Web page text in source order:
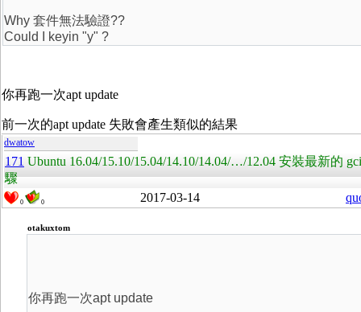
Why 套件無法驗證??
Could I keyin "y" ?
你再跑一次apt update
前一次的apt update 失敗會產生類似的結果
dwatow
171 Ubuntu 16.04/15.10/15.04/14.10/14.04/…/12.04 安裝最新的
驟
0 0 2017-03-14
otakuxtom
你再跑一次apt update